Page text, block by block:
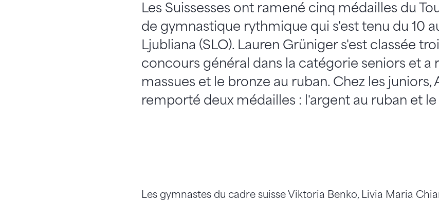
Les Suissesses ont ramené cinq médailles du
de gymnastique rythmique qui s'est tenu du 10
Ljubliana (SLO). Lauren Grüniger s'est classée
concours général dans la catégorie seniors et a
massues et le bronze au ruban. Chez les juniors,
remporté deux médailles : l'argent au ruban et
Les gymnastes du cadre suisse Viktoria Benko, Livia Maria